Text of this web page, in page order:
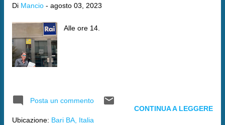
Di Mancio - agosto 03, 2023
Alle ore 14.
Posta un commento
Ubicazione: Bari BA, Italia
CONTINUA A LEGGERE